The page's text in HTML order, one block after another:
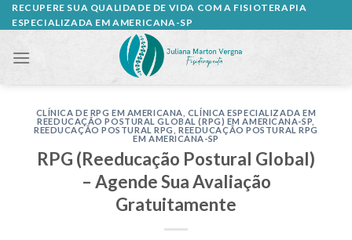
Skip
to
RECUPERE SUA QUALIDADE DE VIDA COM A FISIOTERAPIA
ESPECIALIZADA EM AMERICANA-SP
CLÍNICA DE RPG EM AMERICANA CLÍNICA ESPECIALIZADA EM
REEDUCAÇÃO POSTURAL GLOBAL (RPG) EM AMERICANA-SP
REEDUCAÇÃO POSTURAL RPG
,REEDUCAÇÃO POSTURAL RPG
EM AMERICANA-SP
RPG (Reeducação Postural Global)
– Agende Sua Avaliação
Gratuitamente